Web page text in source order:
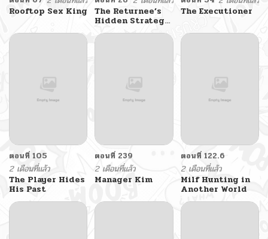
Rooftop Sex King
The Returnee’s
Hidden Strategy
Stream
The Executioner
ตอนที่ 105
2 เดือนที่แล้ว
The Player Hides
His Past
ตอนที่ 239
2 เดือนที่แล้ว
Manager Kim
ตอนที่ 122.6
2 เดือนที่แล้ว
Milf Hunting in
Another World